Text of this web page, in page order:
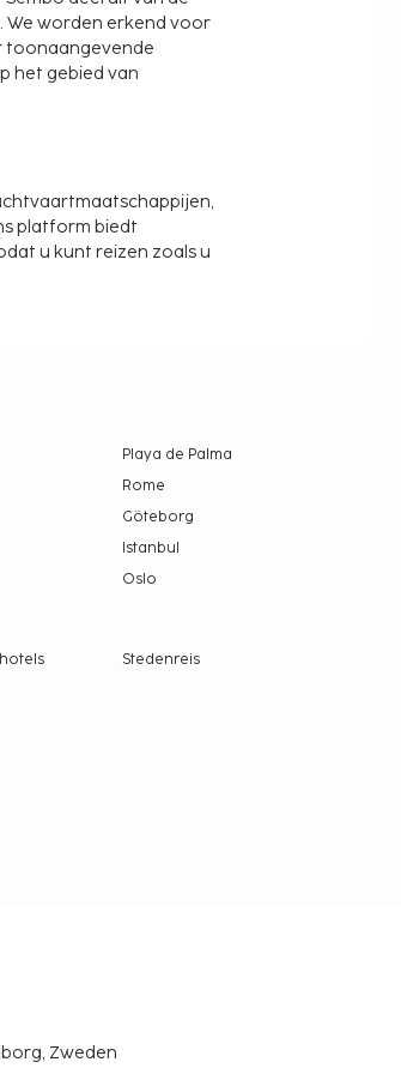
worden erkend voor
toonaangevende
het gebied van
platform biedt
u kunt reizen zoals u
Playa de Palma
Rome
Göteborg
Istanbul
Oslo
Stedenreis
Zweden